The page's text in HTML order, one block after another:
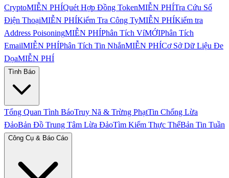
CryptoMIỄN PHÍQuét Hợp Đồng TokenMIỄN PHÍTra Cứu Số
Điện ThoạiMIỄN PHÍKiểm Tra Công TyMIỄN PHÍKiểm tra
Address PoisoningMIỄN PHÍPhân Tích VíMỚIPhân Tích
EmailMIỄN PHÍPhân Tích Tin NhắnMIỄN PHÍCơ Sở Dữ Liệu Đe
DọaMIỄN PHÍ
Tình Báo
Tổng Quan Tình BáoTruy Nã & Trừng PhạtTin Chống Lừa
ĐảoBản Đồ Trung Tâm Lừa ĐảoTìm Kiếm Thực ThểBản Tin Tuần
Công Cụ & Báo Cáo